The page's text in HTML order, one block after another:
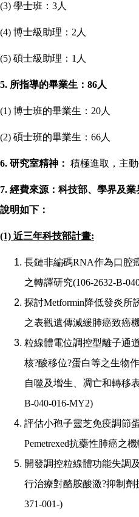
(3) 學士班： 3人
(4) 博士級助理： 2 人
(5) 碩士級助理： 1 人
5. 所指導的畢業生： 86人
(1) 博士班的畢業生： 20人
(2) 碩士班的畢業生： 66人
6. 研究室精神： 積極進取，主
7. 經費來源：科技部、學界及業
說明如下：
(1) 近三年科技部計畫:
長鏈非編碼RNA作為口腔
之轉譯研究(106-2632-B-
探討Metformin降低發炎所
之表觀遺傳減緩肺癌致癌
粒線體電位調控型離子通
核?酸移位?蛋白等之生物
自噬及增生、凋亡和轉移
B-040-016-MY2)
評估小孢子靈芝免疫調節
Pemetrexed抗藥性肺癌之機
開發調控粒線體功能失調
行治療對酪胺酸激?抑制劑
371-001-)